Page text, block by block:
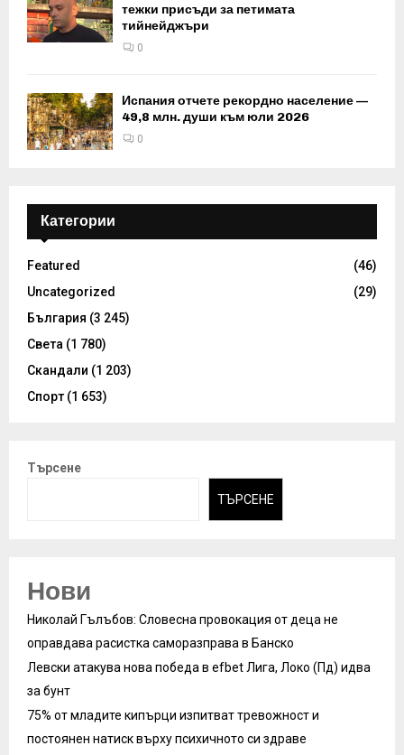
тежки присъди за петимата
тийнейджъри
0
Испания отчете рекордно население —
49,8 млн. души към юли 2026
0
Категории
Featured
(46)
Uncategorized
(29)
България (3 245)
Света (1 780)
Скандали (1 203)
Спорт (1 653)
Търсене
ТЪРСЕНЕ
Нови
Николай Гълъбов: Словесна провокация от деца не
оправдава расистка саморазправа в Банско
Левски атакува нова победа в efbet Лига, Локо (Пд) идва
за бунт
75% от младите кипърци изпитват тревожност и
постоянен натиск върху психичното си здраве